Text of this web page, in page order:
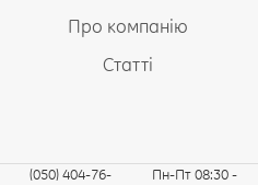
Про компанію
Статті
(050) 404-76-
Пн-Пт08:30 -